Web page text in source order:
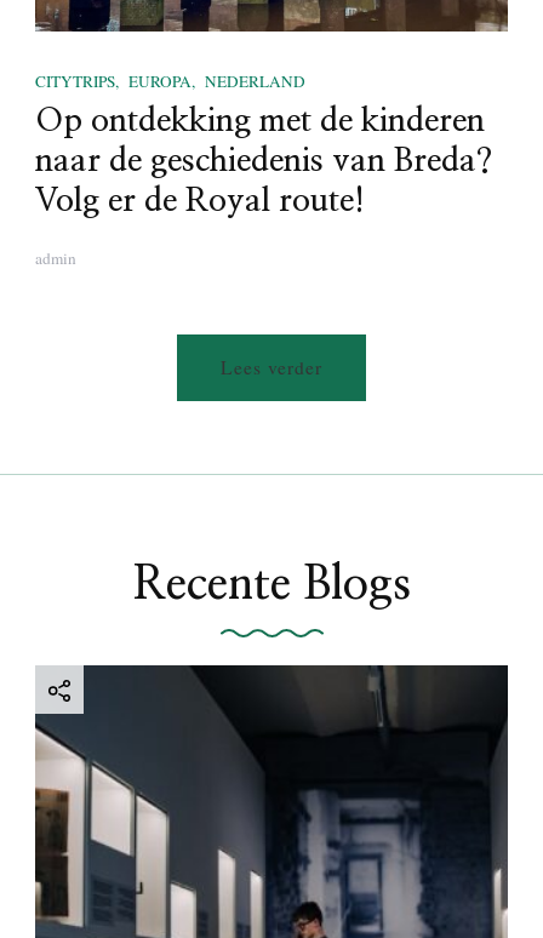
CITYTRIPS EUROPA NEDERLAND
Op ontdekking met de kinderen
naar de geschiedenis van Breda?
Volg er de Royal route!
admin
Lees verder
Recente Blogs